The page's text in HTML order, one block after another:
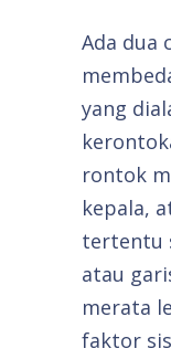
Ada dua
yang
rontok
kepala,
tertentu
atau
merata
faktor